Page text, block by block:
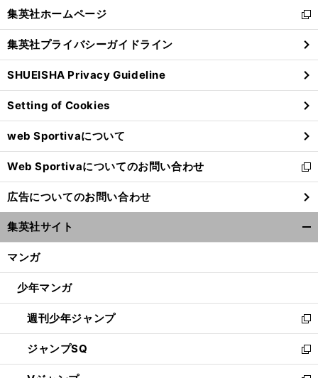
閉
る
集英社ホームページ
新
し
い
ウ
ィ
ン
ド
ウ
で
開
く
集英社プライバシーガイドライン
SHUEISHA Privacy Guideline
Setting of Cookies
web Sportivaについて
Web Sportivaについてのお問い合わせ
新
し
い
ウ
ィ
ン
ウ
開
く
広告についてのお問い合わせ
集英社サイト
マンガ
少年マンガ
週刊少年ジャンプ
新
し
い
ウ
ジャンプSQ
新
し